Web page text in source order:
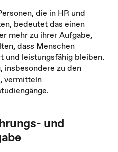
die in HR und
bedeutet das einen
mehr zu ihrer Aufgabe,
dass Menschen
und leistungsfähig bleiben.
insbesondere zu den
vermitteln
und